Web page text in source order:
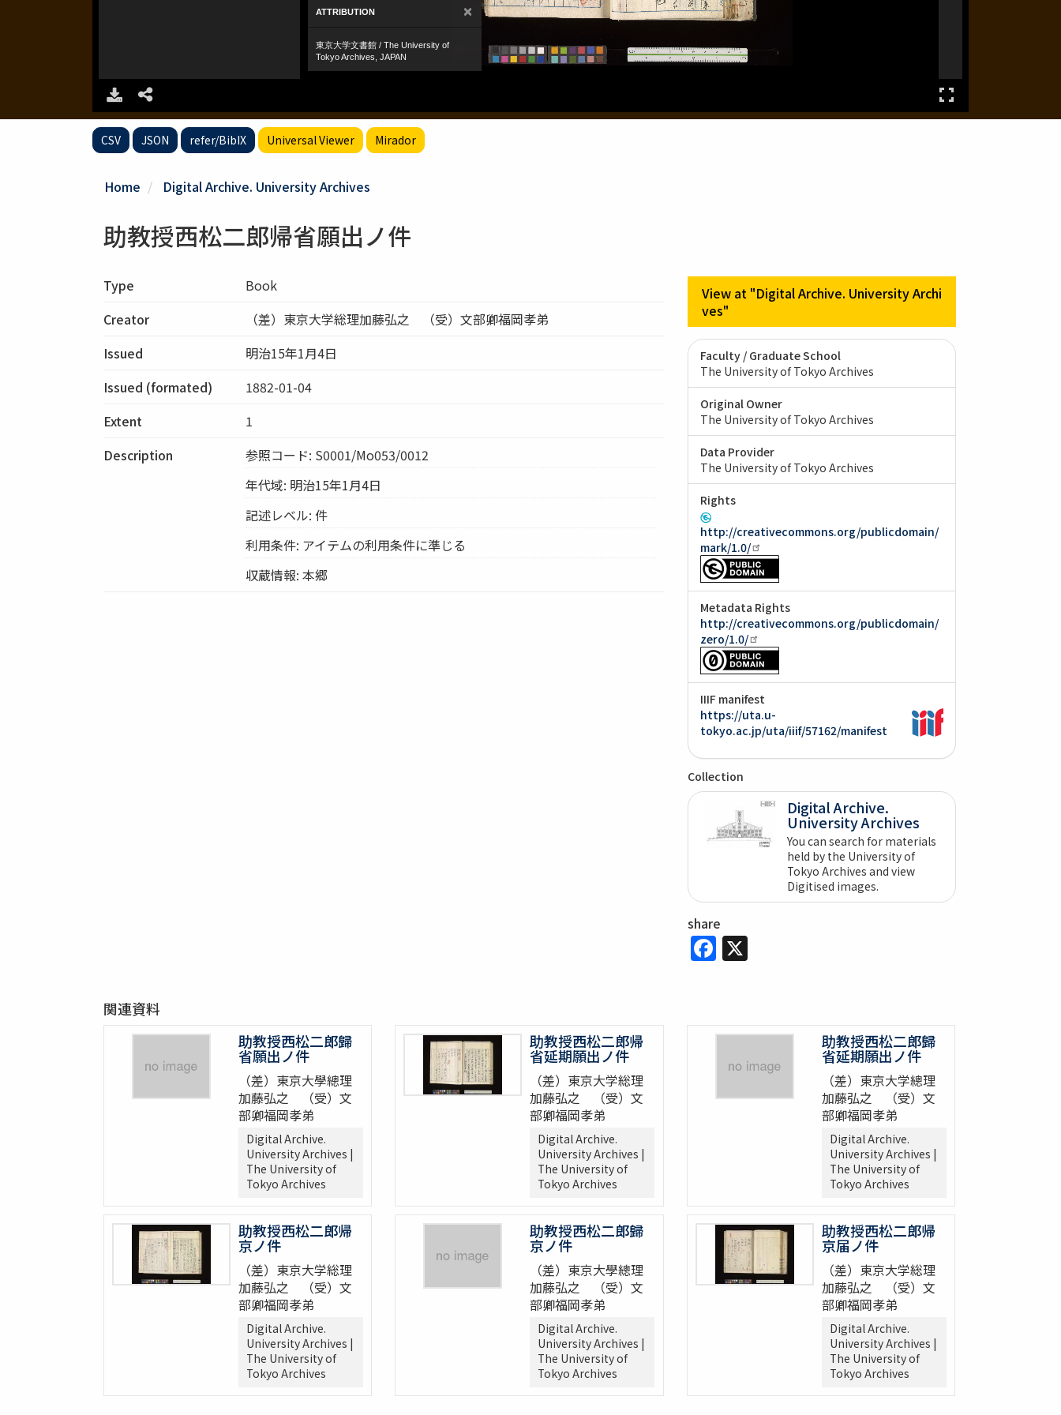
CSV JSON refer/BibIX Universal Viewer Mirador
Home Digital Archive. University Archives
助教授西松二郎帰省願出ノ件
Type
Book
Creator
（差）東京大学総理加藤弘之 （受）文部卿福岡孝弟
Issued
明治15年1月4日
Issued (formated)
1882-01-04
Extent
1
Description
参照コード: S0001/Mo053/0012
年代域: 明治15年1月4日
記述レベル: 件
利用条件: アイテムの利用条件に準じる
収蔵情報: 本郷
View at "Digital Archive. University Archi
ves"
Faculty / Graduate School
The University of Tokyo Archives
Original Owner
The University of Tokyo Archives
Data Provider
The University of Tokyo Archives
Rights
http://creativecommons.org/publicdomain/
mark/1.0/
Metadata Rights
http://creativecommons.org/publicdomain/
zero/1.0/
IIIF manifest
https://uta.u-
tokyo.ac.jp/uta/iiif/57162/manifest
Collection
Digital Archive.
University Archives
You can search for materials
held by the University of
Tokyo Archives and view
Digitised images.
share
Facebook
X
関連資料
助教授西松二郎歸
省願出ノ件
（差）東京大學總理
加藤弘之 （受）文
部卿福岡孝弟
Digital Archive.
University Archives |
The University of
Tokyo Archives
助教授西松二郎帰
省延期願出ノ件
（差）東京大学総理
加藤弘之 （受）文
部卿福岡孝弟
Digital Archive.
University Archives |
The University of
Tokyo Archives
助教授西松二郎歸
省延期願出ノ件
（差）東京大学總理
加藤弘之 （受）文
部卿福岡孝弟
Digital Archive.
University Archives |
The University of
Tokyo Archives
助教授西松二郎帰
京ノ件
（差）東京大学総理
加藤弘之 （受）文
部卿福岡孝弟
Digital Archive.
University Archives |
The University of
Tokyo Archives
助教授西松二郎歸
京ノ件
（差）東京大學總理
加藤弘之 （受）文
部卿福岡孝弟
Digital Archive.
University Archives |
The University of
Tokyo Archives
助教授西松二郎帰
京届ノ件
（差）東京大学総理
加藤弘之 （受）文
部卿福岡孝弟
Digital Archive.
University Archives |
The University of
Tokyo Archives